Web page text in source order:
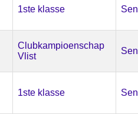
1ste klasse
Clubkampioenschap
Vlist
1ste klasse